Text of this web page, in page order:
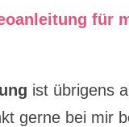
für
ist übrigens
gerne bei mir